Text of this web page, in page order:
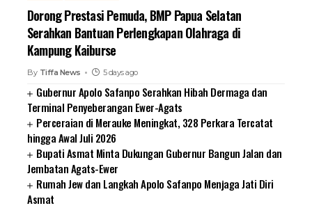
Dorong Prestasi Pemuda, BMP Papua Selatan
Serahkan Bantuan Perlengkapan Olahraga di
Kampung Kaiburse
By Tiffa News 5 days ago
Gubernur Apolo Safanpo Serahkan Hibah Dermaga dan
Terminal Penyeberangan Ewer-Agats
Perceraian di Merauke Meningkat, 328 Perkara Tercatat
hingga Awal Juli 2026
Bupati Asmat Minta Dukungan Gubernur Bangun Jalan dan
Jembatan Agats-Ewer
Rumah Jew dan Langkah Apolo Safanpo Menjaga Jati Diri
Asmat